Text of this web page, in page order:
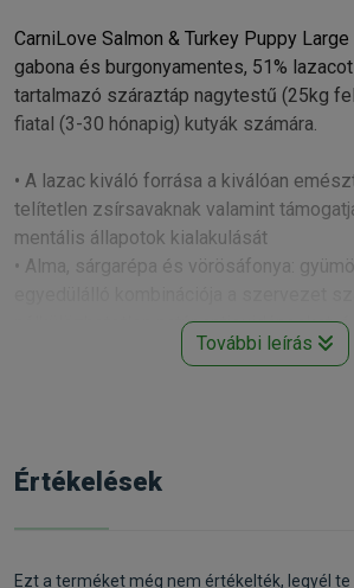
CarniLove Salmon & Turkey Puppy
gabona és burgonyamentes, 51%
tartalmazó száraztáp nagytestű (25kg
fiatal (3-30 hónapig) kutyák számára.
• A lazac kiváló forrása a kiválóan
telítetlen zsírsavaknak valamint
mentális állapotok kialakulását
• Alma, sárgarépa és vörösáfonya:
nélkülözhetetlen natúr antioxidánsokat,
Összetétel:
Lazac húsliszt (25%), pulyka húsliszt
lazac (6%), hidrolizált csirke fehérje
További leírás
Értékelések
Ezt a terméket még nem értékelték, legyél te